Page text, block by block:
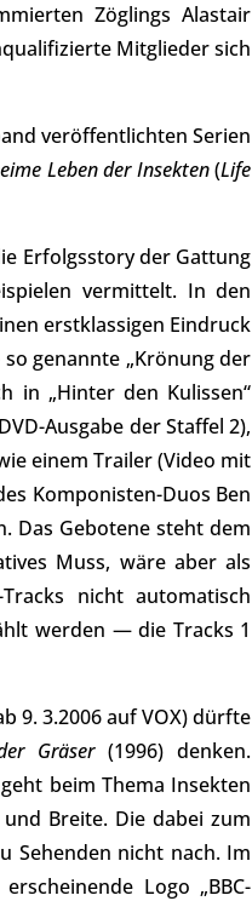
Zöglings Alastair
Mitglieder sich
veröffentlichten Serien
Leben der Insekten(Life
Erfolgsstory der Gattung
vermittelt. In den
erstklassigen Eindruck
genannte „Krönung der
in „Hinter den Kulissen“
Ausgabe der Staffel 2),
einem Trailer (Video mit
Komponisten-Duos Ben
Das Gebotene steht dem
Muss, wäre aber als
nicht automatisch
werden — die Tracks 1
9. 3.2006 auf VOX) dürfte
Gräser(1996) denken.
beim Thema Insekten
Breite. Die dabei zum
Sehenden nicht nach. Im
Logo „BBC-